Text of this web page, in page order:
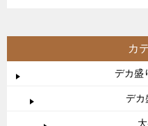
カ
デカ盛
デカ